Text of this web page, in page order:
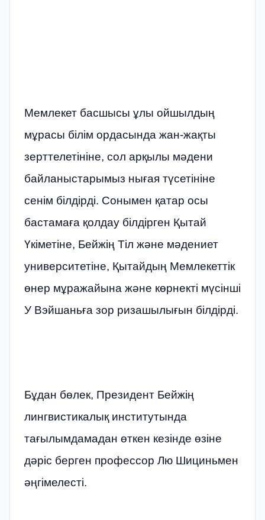
Мемлекет басшысы ұлы ойшылдың
мұрасы білім ордасында жан-жақты
зерттелетініне, сол арқылы мәдени
байланыстарымыз нығая түсетініне
сенім білдірді. Сонымен қатар осы
бастамаға қолдау білдірген Қытай
Үкіметіне, Бейжің Тіл және мәдениет
университетіне, Қытайдың Мемлекеттік
өнер мұражайына және көрнекті мүсінші
У Вэйшаньға зор ризашылығын білдірді.
Бұдан бөлек, Президент Бейжің
лингвистикалық институтында
тағылымдамадан өткен кезінде өзіне
дәріс берген профессор Лю Шициньмен
әңгімелесті.